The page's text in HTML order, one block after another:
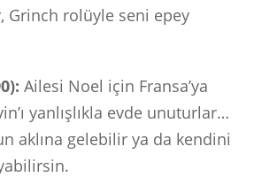
Grinch rolüyle seni epey
Ailesi Noel için Fransa’ya
yanlışlıkla evde unuturlar…
aklına gelebilir ya da kendini